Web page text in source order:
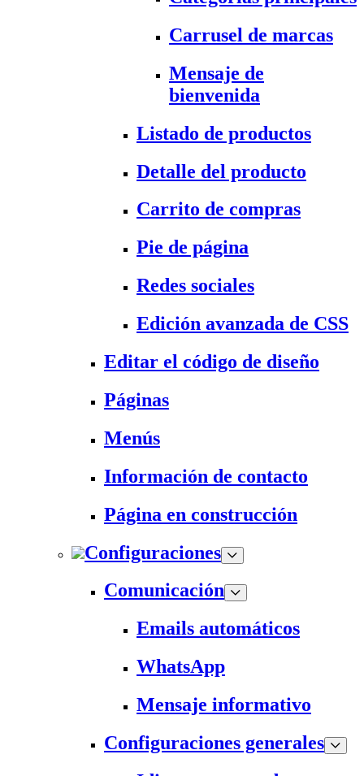
Carrusel de marcas
Mensaje de
bienvenida
Listado de productos
Detalle del producto
Carrito de compras
Pie de página
Redes sociales
Edición avanzada de CSS
Editar el código de diseño
Páginas
Menús
Información de contacto
Página en construcción
Configuraciones
Comunicación
Emails automáticos
WhatsApp
Mensaje informativo
Configuraciones generales